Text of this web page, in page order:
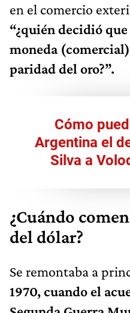
en el comercio
“¿quién decidió
moneda
paridad del oro?”.
Cómo
Argentina el
Silva a
¿Cuándo
del dólar?
Se remontaba a
1970, cuando el